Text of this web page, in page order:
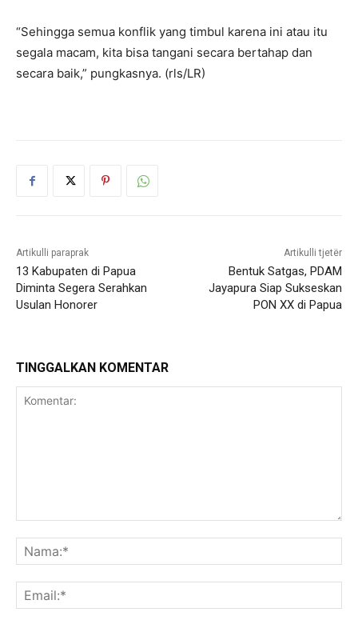
“Sehingga semua konflik yang timbul karena ini atau itu
segala macam, kita bisa tangani secara bertahap dan
secara baik,” pungkasnya. (rls/LR)
Artikulli paraprak
13 Kabupaten di Papua
Diminta Segera Serahkan
Usulan Honorer
Artikulli tjetër
Bentuk Satgas, PDAM
Jayapura Siap Sukseskan
PON XX di Papua
TINGGALKAN KOMENTAR